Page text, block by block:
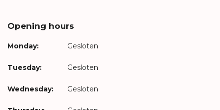
Opening hours
Monday: Gesloten
Tuesday: Gesloten
Wednesday: Gesloten